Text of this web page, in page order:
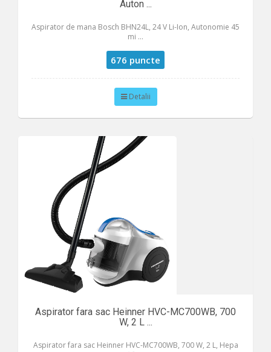
Auton ...
Aspirator de mana Bosch BHN24L, 24 V Li-Ion, Autonomie 45
mi ...
676 puncte
Detalii
Aspirator fara sac Heinner HVC-MC700WB, 700
W, 2 L ...
Aspirator fara sac Heinner HVC-MC700WB, 700 W, 2 L, Hepa